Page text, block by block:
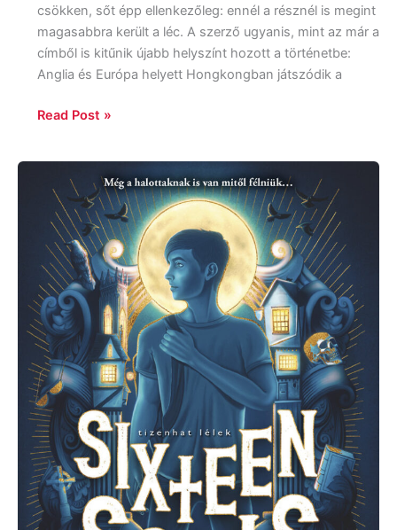
csökken, sőt épp ellenkezőleg: ennél a résznél is megint
magasabbra került a léc. A szerző ugyanis, mint az már a
címből is kitűnik újabb helyszínt hozott a történetbe:
Anglia és Európa helyett Hongkongban játszódik a
Read Post »
Talbot:
Tizenhat
lélek